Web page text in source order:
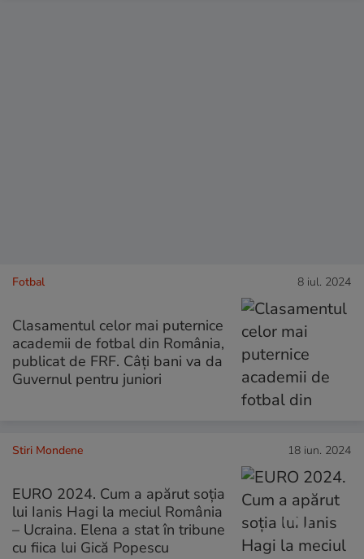
Fotbal 8 iul. 2024
Clasamentul celor mai puternice
academii de fotbal din România,
publicat de FRF. Câți bani va da
Guvernul pentru juniori
Stiri Mondene 18 iun. 2024
EURO 2024. Cum a apărut soția
lui Ianis Hagi la meciul România
– Ucraina. Elena a stat în tribune
cu fiica lui Gică Popescu